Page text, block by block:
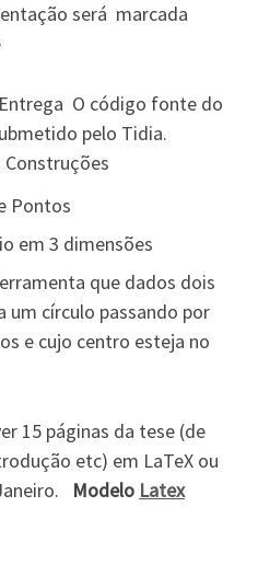
será marcada
O código fonte do
pelo Tidia.
Construções
Pontos
em 3 dimensões
que dados dois
um círculo passando por
e cujo centro esteja no
15 páginas da tese (de
etc) em LaTeX ou
Modelo Latex